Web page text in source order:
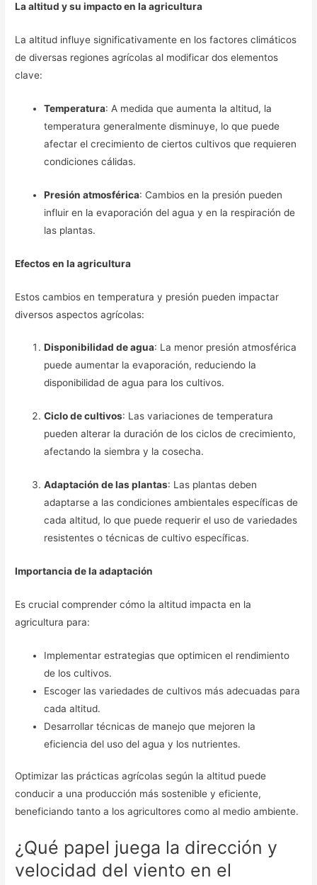
La altitud y su impacto en la agricultura
La altitud influye significativamente en los factores climáticos
de diversas regiones agrícolas al modificar dos elementos
clave:
Temperatura: A medida que aumenta la altitud, la
temperatura generalmente disminuye, lo que puede
afectar el crecimiento de ciertos cultivos que requieren
condiciones cálidas.
Presión atmosférica: Cambios en la presión pueden
influir en la evaporación del agua y en la respiración de
las plantas.
Efectos en la agricultura
Estos cambios en temperatura y presión pueden impactar
diversos aspectos agrícolas:
Disponibilidad de agua: La menor presión atmosférica
puede aumentar la evaporación, reduciendo la
disponibilidad de agua para los cultivos.
Ciclo de cultivos: Las variaciones de temperatura
pueden alterar la duración de los ciclos de crecimiento,
afectando la siembra y la cosecha.
Adaptación de las plantas: Las plantas deben
adaptarse a las condiciones ambientales específicas de
cada altitud, lo que puede requerir el uso de variedades
resistentes o técnicas de cultivo específicas.
Importancia de la adaptación
Es crucial comprender cómo la altitud impacta en la
agricultura para:
Implementar estrategias que optimicen el rendimiento
de los cultivos.
Escoger las variedades de cultivos más adecuadas para
cada altitud.
Desarrollar técnicas de manejo que mejoren la
eficiencia del uso del agua y los nutrientes.
Optimizar las prácticas agrícolas según la altitud puede
conducir a una producción más sostenible y eficiente,
beneficiando tanto a los agricultores como al medio ambiente.
¿Qué papel juega la dirección y
velocidad del viento en el